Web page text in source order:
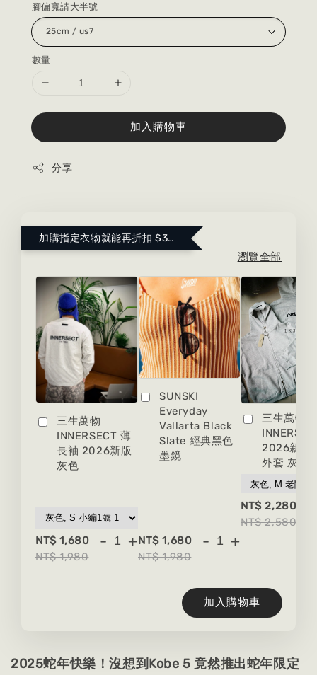
腳偏寬請大半號
數量
加入購物車
分享
加購指定衣物就能再折扣 $300 ！點這裡看更多～
瀏覽全部
三生萬物
INNERSECT 薄
長袖 2026新版
灰色
NT$ 1,680
NT$ 1,980
- +
SUNSKI
Everyday
Vallarta Black
Slate 經典黑色
墨鏡
NT$ 1,680
NT$ 1,980
- +
三生萬物
2026新版
外套 灰色
NT$ 2,280
NT$ 2,580
加入購物車
2025蛇年快樂！沒想到Kobe 5 竟然推出蛇年限定